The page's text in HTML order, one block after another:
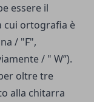
essere il
cui ortografia è
/ "F",
/ " W”).
oltre tre
alla chitarra